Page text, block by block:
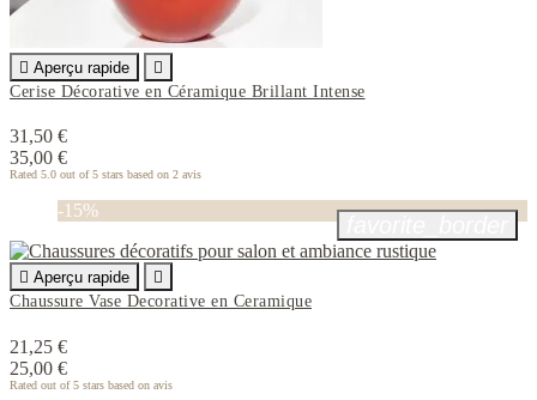
 Aperçu rapide

Cerise Décorative en Céramique Brillant Intense
31,50 €
35,00 €
Rated 5.0 out of 5 stars based on 2 avis
-15%
 Aperçu rapide

Chaussure Vase Decorative en Ceramique
21,25 €
25,00 €
Rated out of 5 stars based on avis